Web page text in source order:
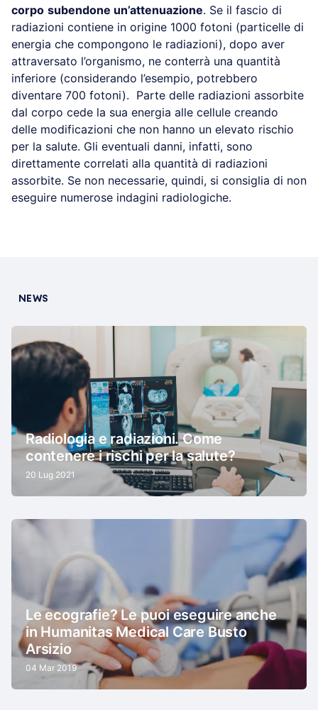
corpo subendone un’attenuazione. Se il fascio di
radiazioni contiene in origine 1000 fotoni (particelle di
energia che compongono le radiazioni), dopo aver
attraversato l’organismo, ne conterrà una quantità
inferiore (considerando l’esempio, potrebbero
diventare 700 fotoni). Parte delle radiazioni assorbite
dal corpo cede la sua energia alle cellule creando
delle modificazioni che non hanno un elevato rischio
per la salute. Gli eventuali danni, infatti, sono
direttamente correlati alla quantità di radiazioni
assorbite. Se non necessarie, quindi, si consiglia di non
eseguire numerose indagini radiologiche.
NEWS
Radiologia e radiazioni. Come
contenere i rischi per la salute?
20 Lug 2021
Le ecografie? Le puoi eseguire anche
in Humanitas Medical Care Busto
Arsizio
04 Mar 2019